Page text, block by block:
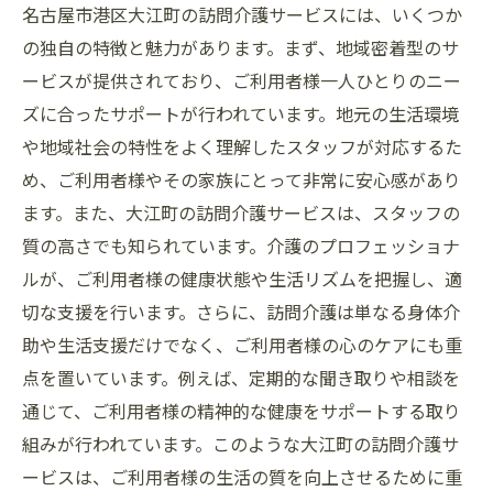
地域の絆を深める訪問介護の役割
訪問介護スタッフと地域住民の連携
地域のサポートネットワーク構築の重要性
訪問介護を通じた地域交流の推進
訪問介護で築く大江町の温かいコミュニテ
ィ
訪問介護を通じて名古屋市港区大江町に温かな
手を差し伸べる
訪問介護が地域にもたらす温かいサポート
大江町での訪問介護の取り組みと成果
訪問介護がつなぐ地域の絆と信頼
訪問介護の温かさを感じる地域社会への貢
献
名古屋市港区大江町の訪問介護サービスには、いくつか
の独自の特徴と魅力があります。まず、地域密着型のサ
ービスが提供されており、ご利用者様一人ひとりのニー
ズに合ったサポートが行われています。地元の生活環境
や地域社会の特性をよく理解したスタッフが対応するた
め、ご利用者様やその家族にとって非常に安心感があり
ます。また、大江町の訪問介護サービスは、スタッフの
質の高さでも知られています。介護のプロフェッショナ
ルが、ご利用者様の健康状態や生活リズムを把握し、適
切な支援を行います。さらに、訪問介護は単なる身体介
助や生活支援だけでなく、ご利用者様の心のケアにも重
点を置いています。例えば、定期的な聞き取りや相談を
通じて、ご利用者様の精神的な健康をサポートする取り
組みが行われています。このような大江町の訪問介護サ
ービスは、ご利用者様の生活の質を向上させるために重